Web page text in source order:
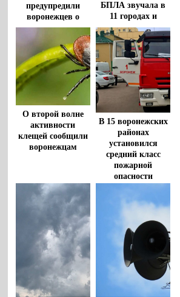
предупредили
воронежцев о
штормовом ветре
и грозах с градом
8 августа
БПЛА звучала в
11 городах и
районах
Воронежской
области
О второй волне
активности
клещей сообщили
воронежцам
В 15 воронежских
районах
установился
средний класс
пожарной
опасности